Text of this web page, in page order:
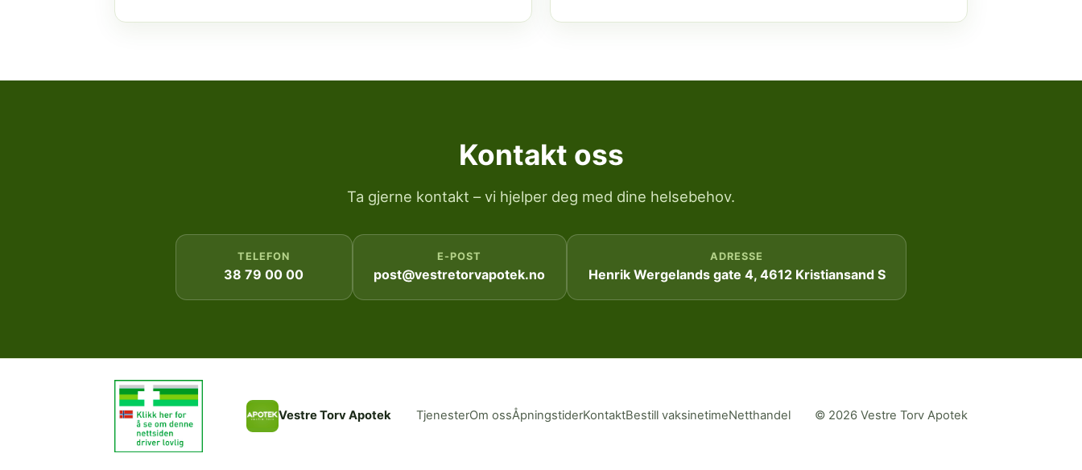
Kontakt oss
Ta gjerne kontakt – vi hjelper deg med dine helsebehov.
TELEFON
38 79 00 00
E-POST
post@vestretorvapotek.no
ADRESSE
Henrik Wergelands gate 4, 4612 Kristiansand S
Vestre Torv Apotek TjenesterOm ossÅpningstiderKontaktBestill vaksinetimeNetthandel © 2026 Vestre Torv Apotek